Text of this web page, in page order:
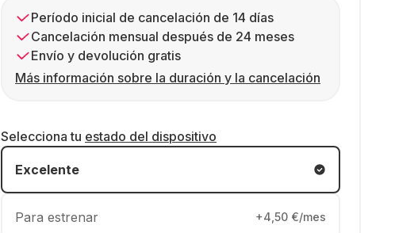
Período inicial de cancelación de 14 días
Cancelación mensual después de 24 meses
Envío y devolución gratis
Más información sobre la duración y la cancelación
Selecciona tu estado del dispositivo
Excelente
Para estrenar +4,50 €/mes